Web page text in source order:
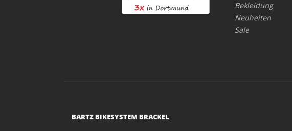
Bekleidung
Neuheiten
Sale
BARTZ BIKESYSTEM BRACKEL